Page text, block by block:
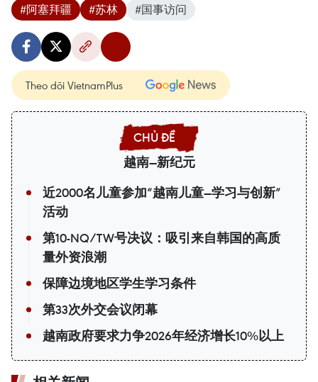
#阿塞拜疆 #苏林 #国事访问
Theo dõi VietnamPlus
越南—新纪元
近2000名儿童参加“越南儿童—学习与创新”
活动
第10-NQ/TW号决议：吸引来自韩国的高质
量外资浪潮
保障边境地区学生学习条件
第33次外交会议闭幕
越南政府要求力争2026年经济增长10%以上